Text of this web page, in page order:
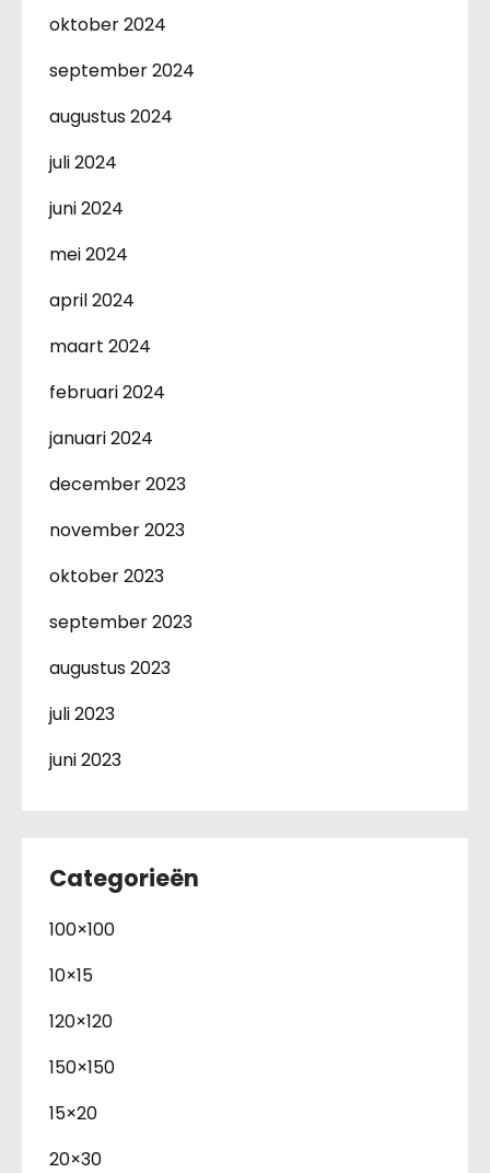
oktober 2024
september 2024
augustus 2024
juli 2024
juni 2024
mei 2024
april 2024
maart 2024
februari 2024
januari 2024
december 2023
november 2023
oktober 2023
september 2023
augustus 2023
juli 2023
juni 2023
Categorieën
100×100
10×15
120×120
150×150
15×20
20×30